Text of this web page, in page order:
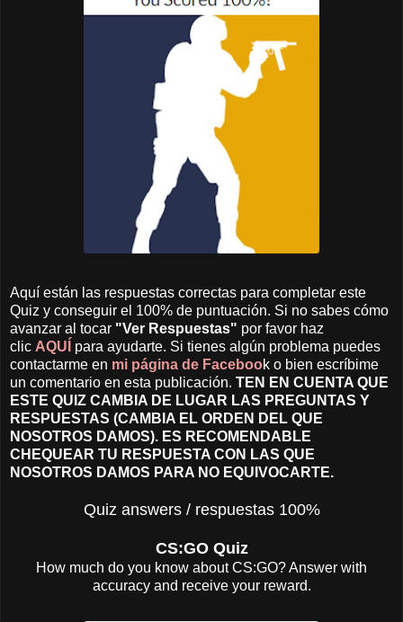
Aquí están las respuestas correctas para completar este
Quiz y conseguir el 100% de puntuación. Si no sabes cómo
avanzar al tocar "Ver Respuestas" por favor haz
clic AQUÍ para ayudarte. Si tienes algún problema puedes
contactarme en mi página de Facebook o bien escríbime
un comentario en esta publicación. TEN EN CUENTA QUE
ESTE QUIZ CAMBIA DE LUGAR LAS PREGUNTAS Y
RESPUESTAS (CAMBIA EL ORDEN DEL QUE
NOSOTROS DAMOS). ES RECOMENDABLE
CHEQUEAR TU RESPUESTA CON LAS QUE
NOSOTROS DAMOS PARA NO EQUIVOCARTE.
Quiz answers / respuestas 100%
CS:GO Quiz
How much do you know about CS:GO? Answer with
accuracy and receive your reward.